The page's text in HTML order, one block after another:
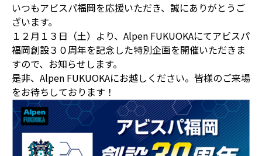
いつもアビスパ福岡を応援いただき、誠にありがとうご
ざいます。
１２月１３日（土）より、Alpen FUKUOKAにてアビスパ
福岡創設３０周年を記念した特別企画を開催いただきま
すので、お知らせします。
是非、Alpen FUKUOKAにお越しください。皆様のご来場
をお待ちしております！